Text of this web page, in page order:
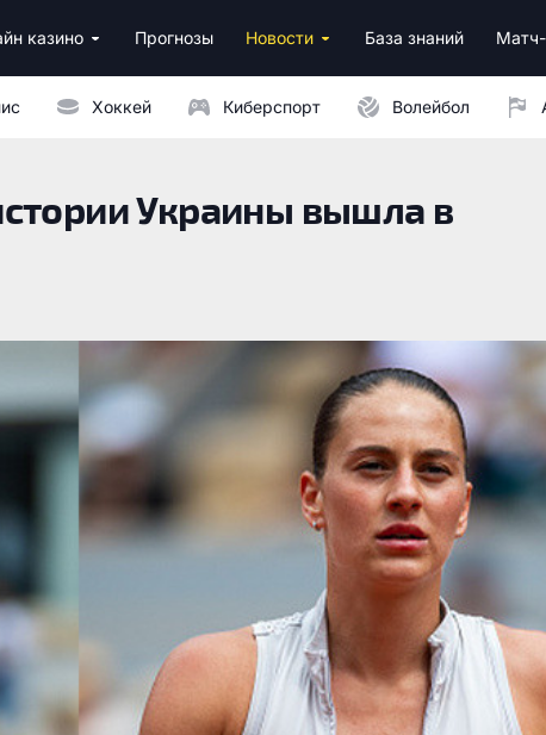
казино Прогнозы Новости База знаний
Хоккей Киберспорт Волейбол
Украины вышла в